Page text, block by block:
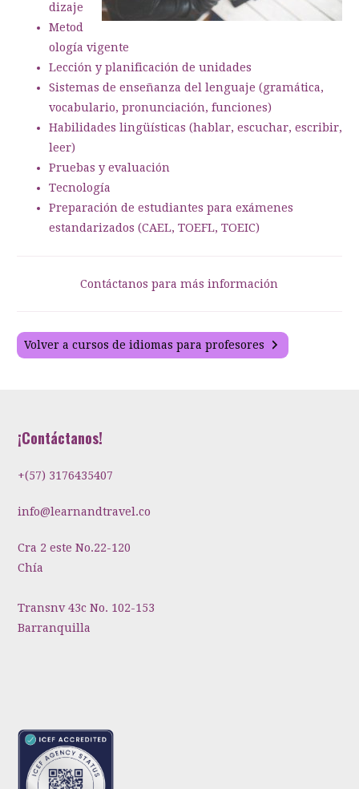
dizaje
Metod
ología vigente
Lección y planificación de unidades
Sistemas de enseñanza del lenguaje (gramática,
vocabulario, pronunciación, funciones)
Habilidades lingüísticas (hablar, escuchar, escribir,
leer)
Pruebas y evaluación
Tecnología
Preparación de estudiantes para exámenes
estandarizados (CAEL, TOEFL, TOEIC)
Contáctanos para más información
Volver a cursos de idiomas para profesores
¡Contáctanos!
+(57) 3176435407
info@learnandtravel.co
Cra 2 este No.22-120
Chía
Transnv 43c No. 102-153
Barranquilla